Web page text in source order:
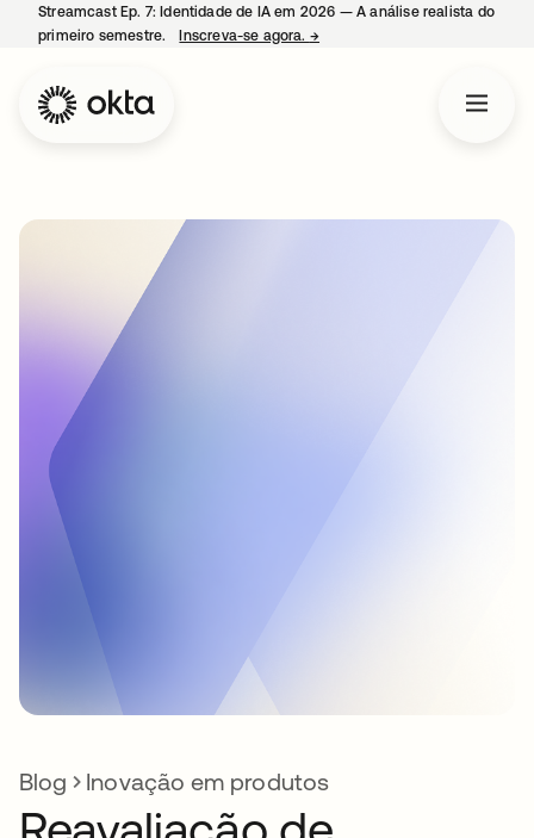
Streamcast Ep. 7: Identidade de IA em 2026 — A análise realista do
primeiro semestre.
Inscreva-se agora. →
Blog Inovação em produtos